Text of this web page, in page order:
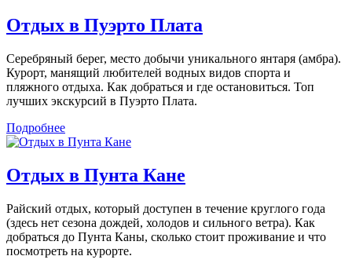
Отдых в Пуэрто Плата
Серебряный берег, место добычи уникального янтаря (амбра).
Курорт, манящий любителей водных видов спорта и
пляжного отдыха. Как добраться и где остановиться. Топ
лучших экскурсий в Пуэрто Плата.
Подробнее
Отдых в Пунта Кане
Райский отдых, который доступен в течение круглого года
(здесь нет сезона дождей, холодов и сильного ветра). Как
добраться до Пунта Каны, сколько стоит проживание и что
посмотреть на курорте.